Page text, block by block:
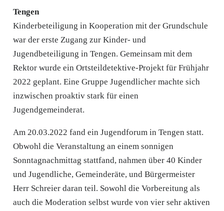
Tengen
Kinderbeteiligung in Kooperation mit der Grundschule
war der erste Zugang zur Kinder- und
Jugendbeteiligung in Tengen. Gemeinsam mit dem
Rektor wurde ein Ortsteildetektive-Projekt für Frühjahr
2022 geplant. Eine Gruppe Jugendlicher machte sich
inzwischen proaktiv stark für einen
Jugendgemeinderat.
Am 20.03.2022 fand ein Jugendforum in Tengen statt.
Obwohl die Veranstaltung an einem sonnigen
Sonntagnachmittag stattfand, nahmen über 40 Kinder
und Jugendliche, Gemeinderäte, und Bürgermeister
Herr Schreier daran teil. Sowohl die Vorbereitung als
auch die Moderation selbst wurde von vier sehr aktiven